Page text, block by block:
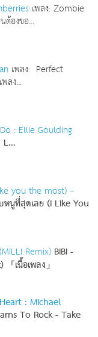
เพลง: Zombie
องขอ...
เพลง: Perfect
ลง...
: Ellie Goulding
L...
you the most) –
หนูที่สุดเลย (I Like You
Remix) BIBI -
เนื้อเพลง」
: Michael
To Rock - Take